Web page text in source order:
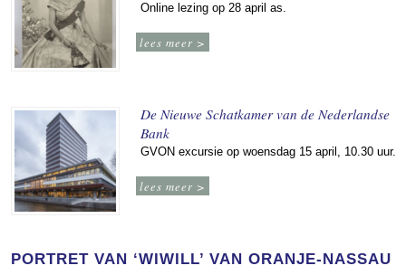
Online lezing op 28 april as.
lees meer >
De Nieuwe Schatkamer van de Nederlandse
Bank
GVON excursie op woensdag 15 april, 10.30 uur.
lees meer >
PORTRET VAN ‘WIWILL’ VAN ORANJE-NASSAU